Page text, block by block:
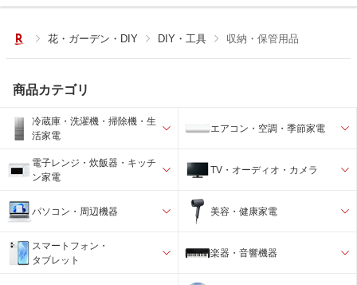
花・ガーデン・DIY DIY・工具 収納・保管用品
商品カテゴリ
冷蔵庫・洗濯機・掃除機・生
活家電
エアコン・空調・季節家電
電子レンジ・炊飯器・キッチ
ン家電
TV・オーディオ・カメラ
パソコン・周辺機器 美容・健康家電
スマートフォン・
タブレット
楽器・音響機器